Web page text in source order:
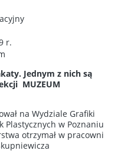
r.
Jednym z nich są
MUZEUM
na Wydziale Grafiki
Plastycznych w Poznaniu
otrzymał w pracowni